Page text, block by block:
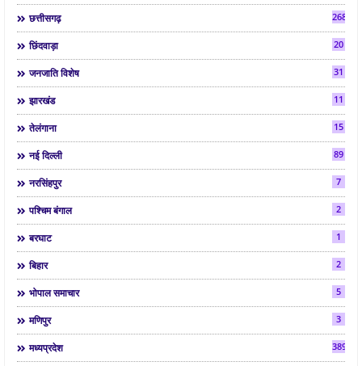
छत्तीसगढ़ 268
छिंदवाड़ा 20
जनजाति विशेष 31
झारखंड 11
तेलंगाना 15
नई दिल्ली 89
नरसिंहपुर 7
पश्चिम बंगाल 2
बरघाट 1
बिहार 2
भोपाल समाचार 5
मणिपुर 3
मध्यप्रदेश 3892